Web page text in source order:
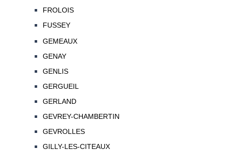
FROLOIS
FUSSEY
GEMEAUX
GENAY
GENLIS
GERGUEIL
GERLAND
GEVREY-CHAMBERTIN
GEVROLLES
GILLY-LES-CITEAUX